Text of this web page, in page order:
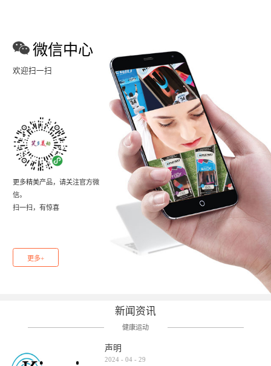
微信中心
欢迎扫一扫
更多精美产品，请关注官方微
信。
扫一扫，有惊喜
更多+
新闻资讯
健康运动
声明
2024 - 04 - 29